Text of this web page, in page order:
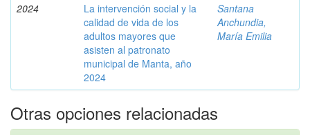
2024
La intervención social y la
calidad de vida de los
adultos mayores que
asisten al patronato
municipal de Manta, año
2024
Santana
Anchundia,
María Emilia
Otras opciones relacionadas